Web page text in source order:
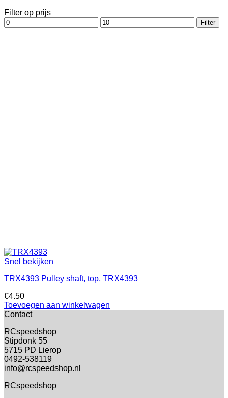
Filter op prijs
Min.
prijs
Max.
prijs
Filter
Snel bekijken
TRX4393 Pulley shaft, top, TRX4393
€4.50
Toevoegen aan winkelwagen
Contact
RCspeedshop
Stipdonk 55
5715 PD Lierop
0492-538119
info@rcspeedshop.nl
RCspeedshop